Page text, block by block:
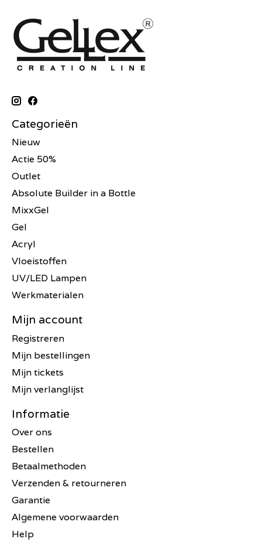
Categorieën
Nieuw
Actie 50%
Outlet
Absolute Builder in a Bottle
MixxGel
Gel
Acryl
Vloeistoffen
UV/LED Lampen
Werkmaterialen
Mijn account
Registreren
Mijn bestellingen
Mijn tickets
Mijn verlanglijst
Informatie
Over ons
Bestellen
Betaalmethoden
Verzenden & retourneren
Garantie
Algemene voorwaarden
Help